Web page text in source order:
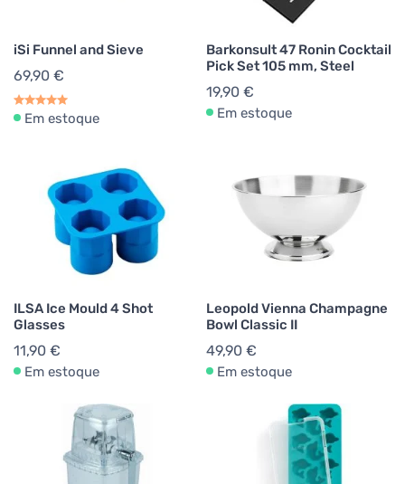
iSi Funnel and Sieve
69,90 €
Em estoque
Barkonsult 47 Ronin Cocktail
Pick Set 105 mm, Steel
19,90 €
Em estoque
ILSA Ice Mould 4 Shot
Glasses
11,90 €
Em estoque
Leopold Vienna Champagne
Bowl Classic II
49,90 €
Em estoque